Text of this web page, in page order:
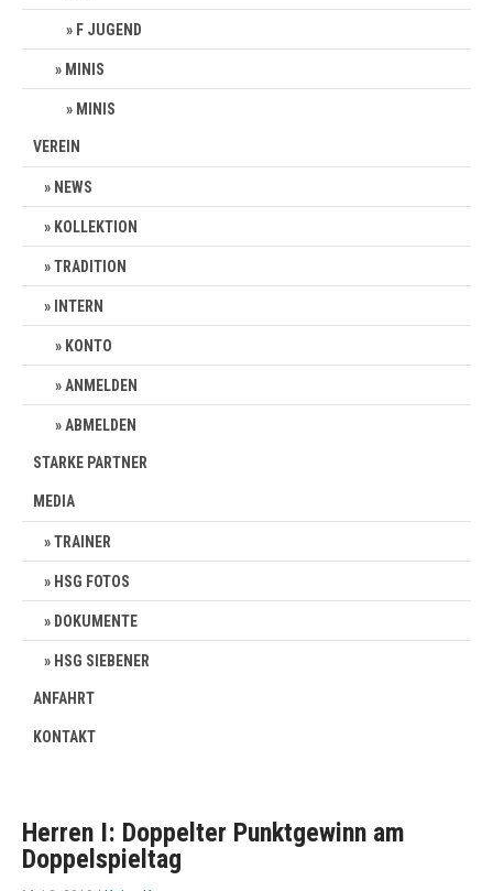
F JUGEND
MINIS
MINIS
VEREIN
NEWS
KOLLEKTION
TRADITION
INTERN
KONTO
ANMELDEN
ABMELDEN
STARKE PARTNER
MEDIA
TRAINER
HSG FOTOS
DOKUMENTE
HSG SIEBENER
ANFAHRT
KONTAKT
Herren I: Doppelter Punktgewinn am
Doppelspieltag